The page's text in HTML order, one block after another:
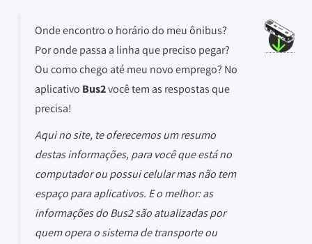
Onde encontro o horário do meu ônibus?
Por onde passa a linha que preciso pegar?
Ou como chego até meu novo emprego? No
aplicativo Bus2você tem as respostas que
precisa!
Aqui no site, te oferecemos um resumo
destas informações, para você que está no
computador ou possui celular mas não tem
espaço para aplicativos. E o melhor: as
informações do Bus2 são atualizadas por
quem opera o sistema de transporte ou